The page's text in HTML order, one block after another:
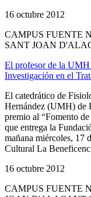
16 octubre 2012
CAMPUS FUENTE
SANT JOAN
El profesor de la UMH
Investigación en el
El catedrático de
Hernández (UMH) de
premio al “Fomento
que entrega la
mañana miércoles, 17
Cultural La
16 octubre 2012
CAMPUS FUENTE